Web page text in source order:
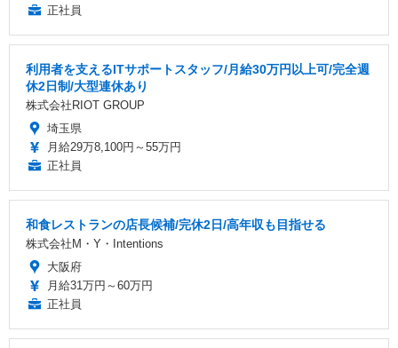
正社員
利用者を支えるITサポートスタッフ/月給30万円以上可/完全週
休2日制/大型連休あり
株式会社RIOT GROUP
埼玉県
月給29万8,100円～55万円
正社員
和食レストランの店長候補/完休2日/高年収も目指せる
株式会社M・Y・Intentions
大阪府
月給31万円～60万円
正社員